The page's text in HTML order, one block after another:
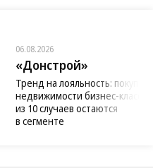
06.08.2026
«Донстрой»
Тренд на лояльность:
недвижимости бизнес-класса
из 10 случаев остаются
в сегменте